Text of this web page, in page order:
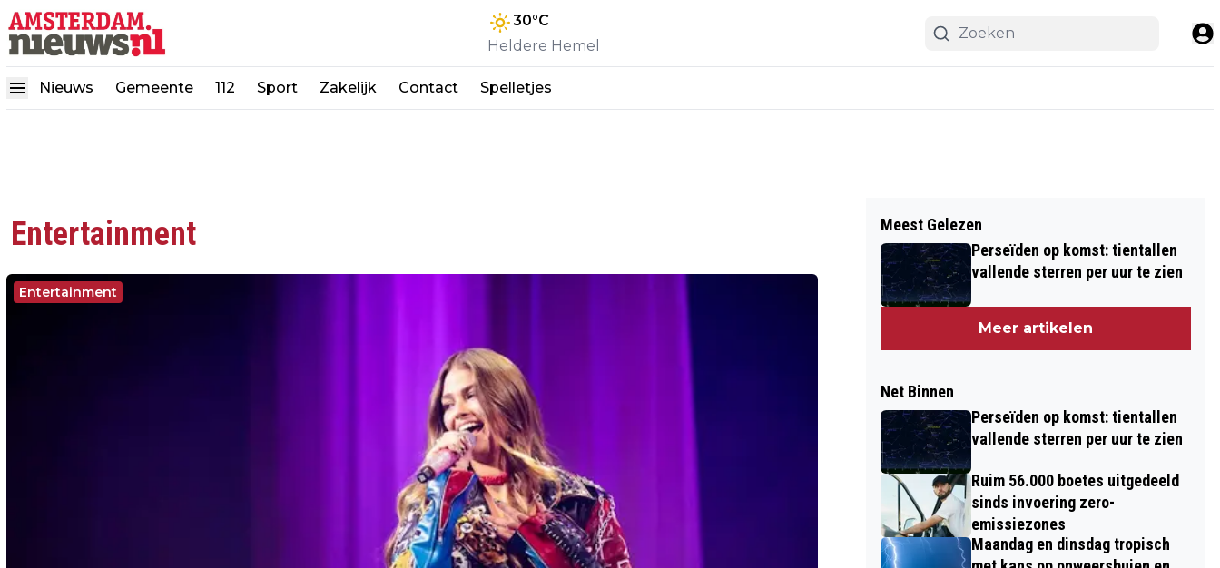
30°C
Heldere Hemel
Nieuws Gemeente 112 Sport Zakelijk Contact Spelletjes
Entertainment
Entertainment
Meest Gelezen
Perseïden op komst: tientallen
vallende sterren per uur te zien
Meer artikelen
Net Binnen
Perseïden op komst: tientallen
vallende sterren per uur te zien
Ruim 56.000 boetes uitgedeeld
sinds invoering zero-
emissiezones
Maandag en dinsdag tropisch